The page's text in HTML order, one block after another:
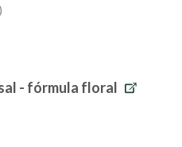
- fórmula floral